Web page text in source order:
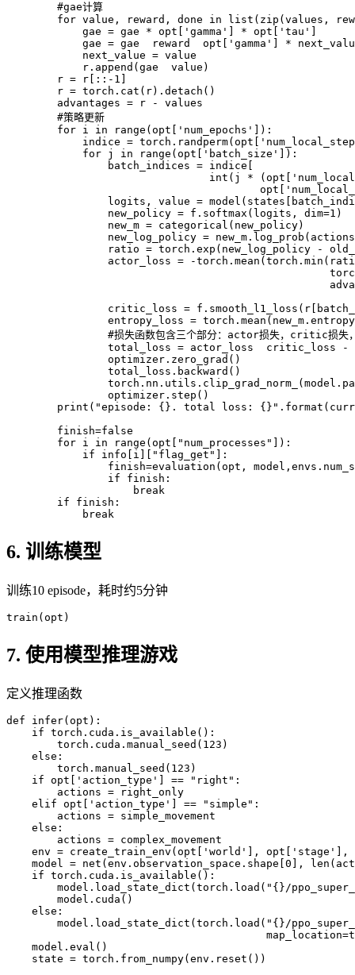
        #gae计算
for value , reward , done in list ( zip ( values ,
            gae
= gae * opt 'gamma' * opt 'tau'
            gae
= gae  reward  opt 'gamma' *
            next_value
= value
r . append ( gae  value )
r = r : : - 1
r = torch . cat ( r) . detach ( )
        advantages
= r -
values
        #策略更新
for i in range ( opt 'num_epochs' ) :
            indice
= torch . randperm( opt
for j in range ( opt 'batch_size' ) :
                batch_indices
= indice
int ( j * ( opt
                                        opt
                logits
, value = model ( states
                new_policy
= f . softmax ( logits , dim=1 )
                new_m
= categorical ( new_policy)
                new_log_policy
= new_m . log_prob ( actions
                ratio
= torch . exp ( new_log_policy -
                actor_loss
= -torch . mean ( torch . min (
                critic_loss
= f . smooth_l1_loss ( r
                entropy_loss
= torch . mean ( new_m . entropy
#损失函数包含三个部分：actor损失，critic损失
                total_loss
= actor_loss  critic_loss -
                optimizer
. zero_grad ( )
                total_loss
. backward ( )
                torch
. nn . utils . clip_grad_norm_ ( model .
                optimizer
. step ( )
print ( "episode: {}. total loss: {}" . format (
        finish
=false
for i in range ( opt "num_processes" ) :
if info i "flag_get"
:
                finish
=evaluation ( opt , model , envs .
if finish :
break
if finish :
break
6. 训练模型
训练10 episode，耗时约5分钟
train ( opt )
7. 使用模型推理游戏
定义推理函数
def infer(opt ) :
if torch . cuda . is_available ( ) :
        torch
. cuda . manual_seed ( 123 )
else :
        torch
. manual_seed ( 123 )
if opt [ 'action_type' ] == "right" :
        actions
=
right_only
    elif opt
[ 'action_type' ] == "simple" :
        actions
= simple_movement
else :
        actions
= complex_movement
    env
= create_train_env (opt [ 'world' ] , opt [ 'stage' ] ,
    model
= net (env . observation_space . shape [0 ] , len (
if torch . cuda . is_available ( ) :
        model
. load_state_dict (torch . load ( "{}/
        model
. cuda ( )
else :
        model
. load_state_dict (torch . load ( "{}/
                                         map_location
=
    model
. eval ( )
    state
= torch . from_numpy(env . reset ( ) )